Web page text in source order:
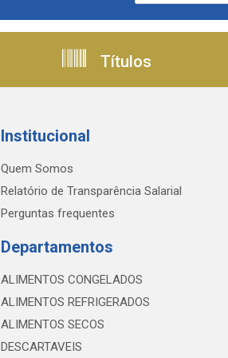
Títulos
Institucional
Quem Somos
Relatório de Transparência Salarial
Perguntas frequentes
Departamentos
ALIMENTOS CONGELADOS
ALIMENTOS REFRIGERADOS
ALIMENTOS SECOS
DESCARTAVEIS